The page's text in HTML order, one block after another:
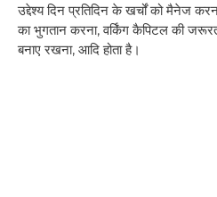
उद्देश्य दिन प्रतिदिन के खर्चों को मैनेज
का भुगतान करना, वर्किंग कैपिटल की
बनाए रखना, आदि होता है।